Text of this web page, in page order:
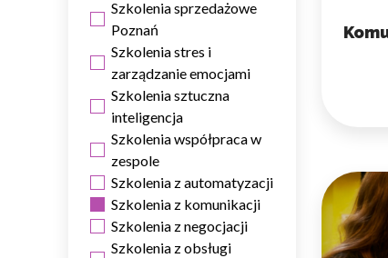
Szkolenia sprzedażowe
Poznań
Szkolenia stres i
zarządzanie emocjami
Szkolenia sztuczna
inteligencja
Szkolenia współpraca w
zespole
Szkolenia z automatyzacji
Szkolenia z komunikacji
Szkolenia z negocjacji
Szkolenia z obsługi
naszej witrynie.
analitycznym.
Niezbędne pliki cookie
sposób bez nich. Te pliki
Preferencje
Pliki cookie dotyczące
np. preferowany język